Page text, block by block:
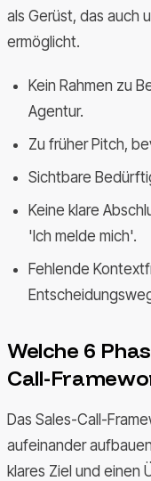
als Gerüst, das auch
ermöglicht.
Kein Rahmen zu
Agentur.
Zu früher Pitch,
Sichtbare
Keine klare
'Ich melde mich'.
Fehlende
Welche 6
Call-
Das Sales-Call-
aufeinander
klares Ziel und einen